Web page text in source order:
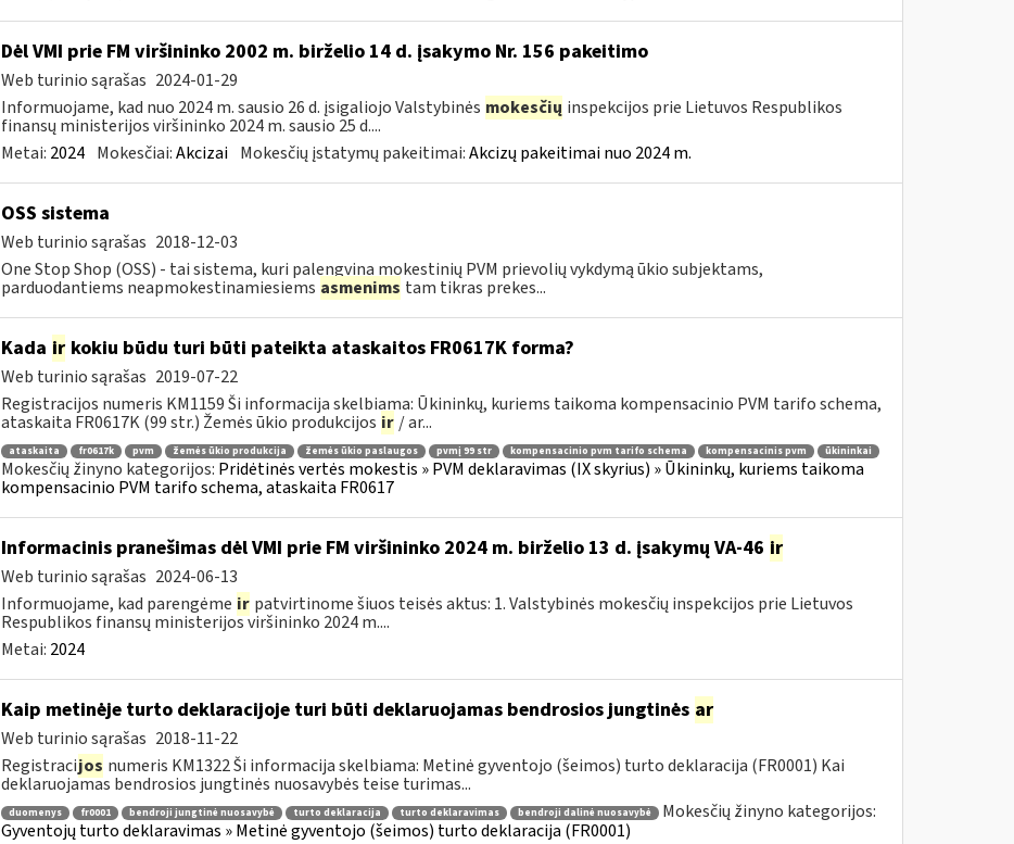
Dėl VMI prie FM viršininko 2002 m. birželio 14 d. įsakymo Nr. 156 pakeitimo
Web turinio sąrašas 2024-01-29
Informuojame, kad nuo 2024 m. sausio 26 d. įsigaliojo Valstybinės mokesčių inspekcijos prie Lietuvos Respublikos
finansų ministerijos viršininko 2024 m. sausio 25 d....
Metai: 2024 Mokesčiai:Akcizai Mokesčių įstatymų pakeitimai:Akcizų pakeitimai nuo 2024 m.
OSS sistema
Web turinio sąrašas 2018-12-03
One Stop Shop (OSS) - tai sistema, kuri palengvina mokestinių PVM prievolių vykdymą ūkio subjektams,
parduodantiems neapmokestinamiesiems asmenims tam tikras prekes...
Kada irkokiu būdu turi būti pateikta ataskaitos FR0617K forma?
Web turinio sąrašas 2019-07-22
Registracijos numeris KM1159 Ši informacija skelbiama: Ūkininkų, kuriems taikoma kompensacinio PVM tarifo schema,
ataskaita FR0617K (99 str.) Žemės ūkio produkcijos ir / ar...
ataskaita fr0617k pvm žemės ūkio produkcija žemės ūkio paslaugos pvmį 99 str kompensacinio pvm tarifo schema kompensacinis pvm ūkininkai
Mokesčių žinyno kategorijos: Pridėtinės vertės mokestis » PVM deklaravimas (IX skyrius) » Ūkininkų, kuriems taikoma
kompensacinio PVM tarifo schema, ataskaita FR0617
Informacinis pranešimas dėl VMI prie FM viršininko 2024 m. birželio 13 d. įsakymų VA-46 ir
Web turinio sąrašas 2024-06-13
Informuojame, kad parengėme ir patvirtinome šiuos teisės aktus: 1. Valstybinės mokesčių inspekcijos prie Lietuvos
Respublikos finansų ministerijos viršininko 2024 m....
Metai: 2024
Kaip metinėje turto deklaracijoje turi būti deklaruojamas bendrosios jungtinės ar
Web turinio sąrašas 2018-11-22
Registracijos numeris KM1322 Ši informacija skelbiama: Metinė gyventojo (šeimos) turto deklaracija (FR0001) Kai
deklaruojamas bendrosios jungtinės nuosavybės teise turimas...
duomenys fr0001 bendroji jungtinė nuosavybė turto deklaracija turto deklaravimas bendroji dalinė nuosavybė
Mokesčių žinyno kategorijos:
Gyventojų turto deklaravimas » Metinė gyventojo (šeimos) turto deklaracija (FR0001)